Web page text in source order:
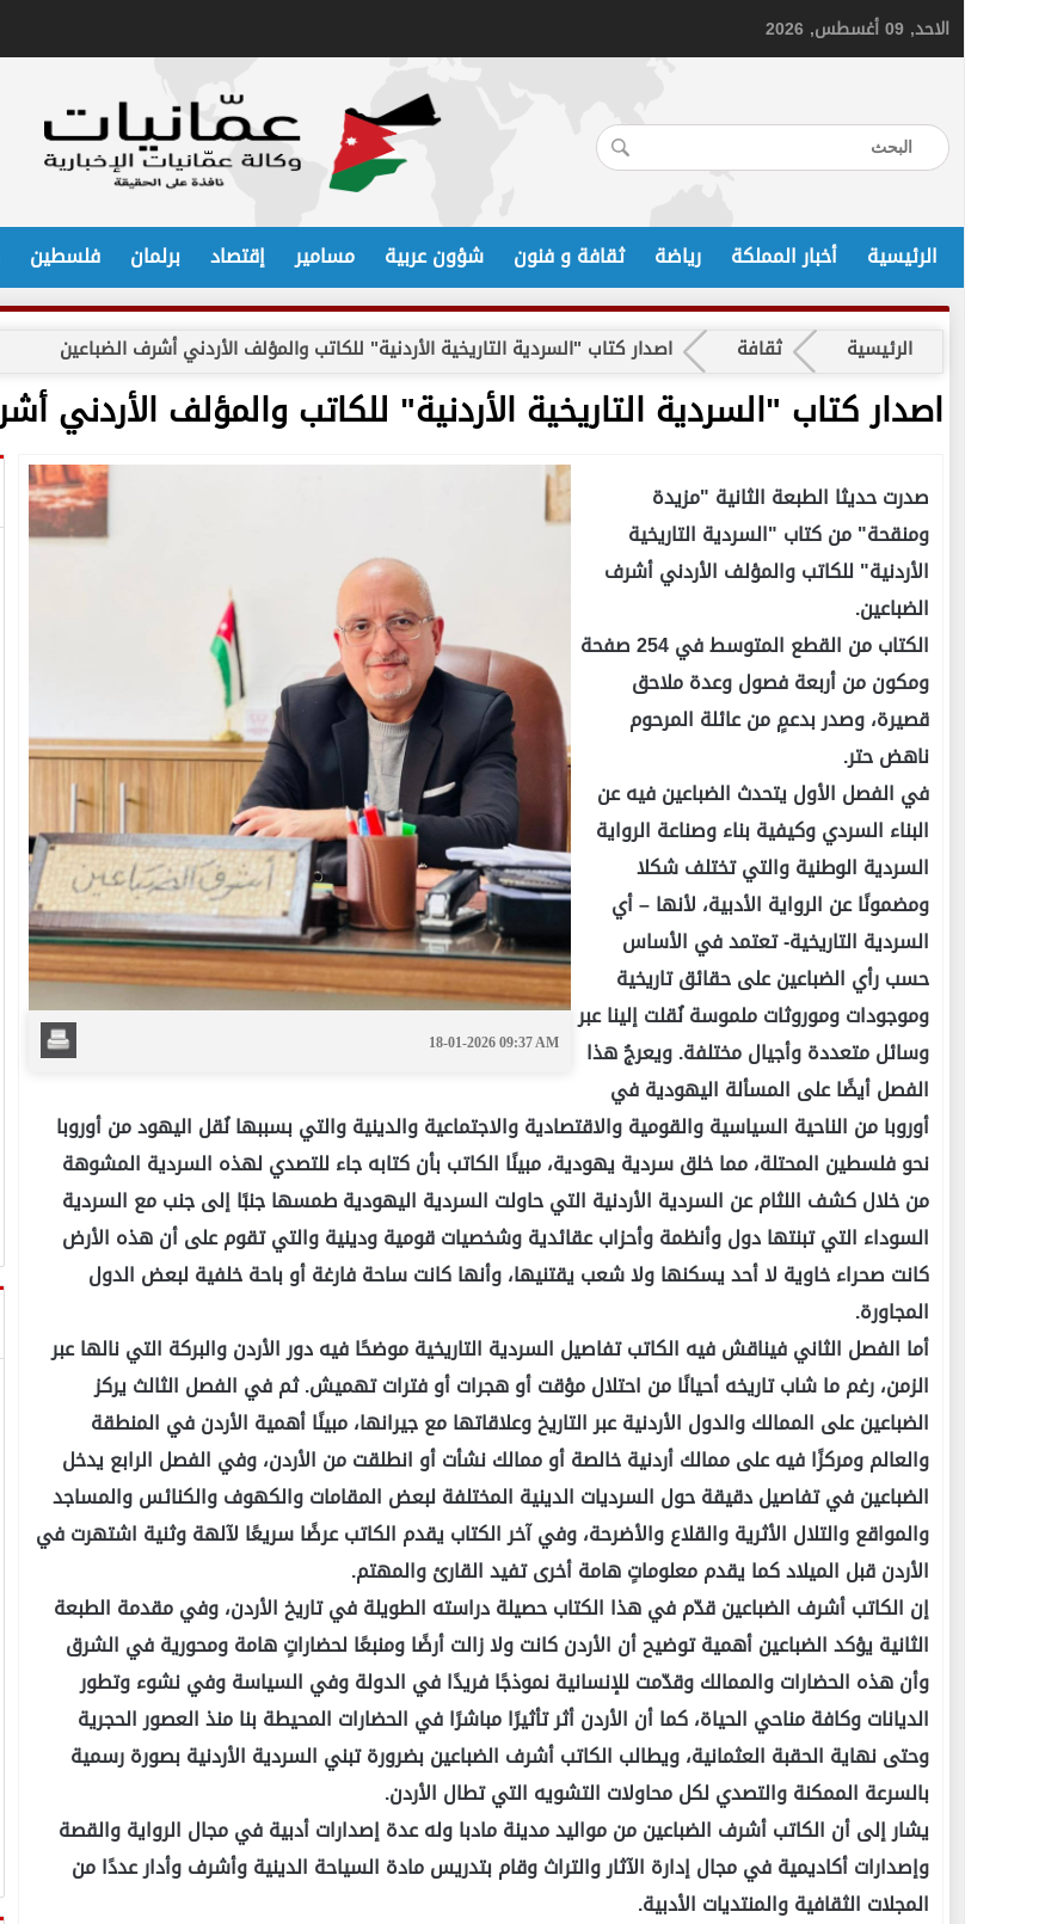
الاحد, 09 أغسطس, 2026
الرئيسية أخبار المملكة رياضة ثقافة و فنون شؤون عربية مسامير إقتصاد برلمان فلسطين
الرئيسية ثقافة اصدار كتاب "السردية التاريخية الأردنية" للكاتب والمؤلف الأردني أشرف الضباعين
اصدار كتاب "السردية التاريخية الأردنية" للكاتب والمؤلف الأردني
18-01-2026 09:37 AM
صدرت حديثا الطبعة الثانية "مزيدة
ومنقحة" من كتاب "السردية التاريخية
الأردنية" للكاتب والمؤلف الأردني أشرف
الضباعين.
الكتاب من القطع المتوسط في 254 صفحة
ومكون من أربعة فصول وعدة ملاحق
قصيرة، وصدر بدعمٍ من عائلة المرحوم
ناهض حتر.
في الفصل الأول يتحدث الضباعين فيه عن
البناء السردي وكيفية بناء وصناعة الرواية
السردية الوطنية والتي تختلف شكلا
ومضمونًا عن الرواية الأدبية، لأنها – أي
السردية التاريخية- تعتمد في الأساس
حسب رأي الضباعين على حقائق تاريخية
وموجودات وموروثات ملموسة نُقلت إلينا عبر
وسائل متعددة وأجيال مختلفة. ويعرجُ هذا
الفصل أيضًا على المسألة اليهودية في
أوروبا من الناحية السياسية والقومية والاقتصادية والاجتماعية والدينية والتي بسببها نُقل اليهود من أوروبا
نحو فلسطين المحتلة، مما خلق سردية يهودية، مبينًا الكاتب بأن كتابه جاء للتصدي لهذه السردية المشوهة
من خلال كشف اللثام عن السردية الأردنية التي حاولت السردية اليهودية طمسها جنبًا إلى جنب مع السردية
السوداء التي تبنتها دول وأنظمة وأحزاب عقائدية وشخصيات قومية ودينية والتي تقوم على أن هذه الأرض
كانت صحراء خاوية لا أحد يسكنها ولا شعب يقتنيها، وأنها كانت ساحة فارغة أو باحة خلفية لبعض الدول
المجاورة.
أما الفصل الثاني فيناقش فيه الكاتب تفاصيل السردية التاريخية موضحًا فيه دور الأردن والبركة التي نالها عبر
الزمن، رغم ما شاب تاريخه أحيانًا من احتلال مؤقت أو هجرات أو فترات تهميش. ثم في الفصل الثالث يركز
الضباعين على الممالك والدول الأردنية عبر التاريخ وعلاقاتها مع جيرانها، مبينًا أهمية الأردن في المنطقة
والعالم ومركزًا فيه على ممالك أردنية خالصة أو ممالك نشأت أو انطلقت من الأردن، وفي الفصل الرابع يدخل
الضباعين في تفاصيل دقيقة حول السرديات الدينية المختلفة لبعض المقامات والكهوف والكنائس والمساجد
والمواقع والتلال الأثرية والقلاع والأضرحة، وفي آخر الكتاب يقدم الكاتب عرضًا سريعًا لآلهة وثنية اشتهرت في
الأردن قبل الميلاد كما يقدم معلوماتٍ هامة أخرى تفيد القارئ والمهتم.
إن الكاتب أشرف الضباعين قدّم في هذا الكتاب حصيلة دراسته الطويلة في تاريخ الأردن، وفي مقدمة الطبعة
الثانية يؤكد الضباعين أهمية توضيح أن الأردن كانت ولا زالت أرضًا ومنبعًا لحضاراتٍ هامة ومحورية في الشرق
وأن هذه الحضارات والممالك وقدّمت للإنسانية نموذجًا فريدًا في الدولة وفي السياسة وفي نشوء وتطور
الديانات وكافة مناحي الحياة، كما أن الأردن أثر تأثيرًا مباشرًا في الحضارات المحيطة بنا منذ العصور الحجرية
وحتى نهاية الحقبة العثمانية، ويطالب الكاتب أشرف الضباعين بضرورة تبني السردية الأردنية بصورة رسمية
بالسرعة الممكنة والتصدي لكل محاولات التشويه التي تطال الأردن.
يشار إلى أن الكاتب أشرف الضباعين من مواليد مدينة مادبا وله عدة إصدارات أدبية في مجال الرواية والقصة
وإصدارات أكاديمية في مجال إدارة الآثار والتراث وقام بتدريس مادة السياحة الدينية وأشرف وأدار عددًا من
المجلات الثقافية والمنتديات الأدبية.